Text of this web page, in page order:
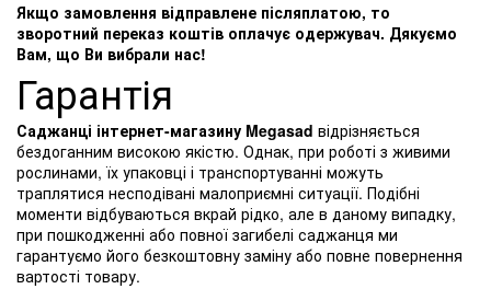
Якщо замовлення відправлене післяплатою, то
зворотний переказ коштів оплачує одержувач. Дякуємо
Вам, що Ви вибрали нас!
Гарантія
Саджанці інтернет-магазину Megasad відрізняється
бездоганним високою якістю. Однак, при роботі з живими
рослинами, їх упаковці і транспортуванні можуть
траплятися несподівані малоприємні ситуації. Подібні
моменти відбуваються вкрай рідко, але в даному випадку,
при пошкодженні або повної загибелі саджанця ми
гарантуємо його безкоштовну заміну або повне повернення
вартості товару.